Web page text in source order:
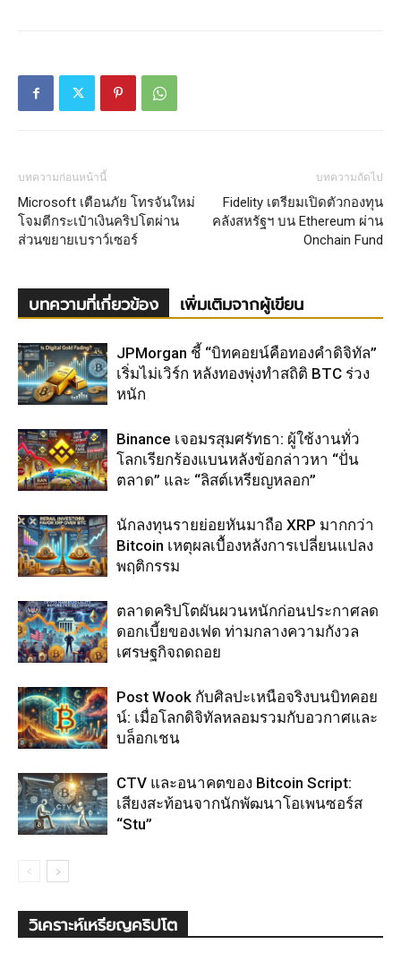
บทความก่อนหน้านี้
Microsoft เตือนภัย โทรจันใหม่
โจมตีกระเป๋าเงินคริปโตผ่าน
ส่วนขยายเบราว์เซอร์
บทความถัดไป
Fidelity เตรียมเปิดตัวกองทุน
คลังสหรัฐฯ บน Ethereum ผ่าน
Onchain Fund
บทความที่เกี่ยวข้อง เพิ่มเติมจากผู้เขียน
JPMorgan ชี้ “บิทคอยน์คือทองคำดิจิทัล”
เริ่มไม่เวิร์ก หลังทองพุ่งทำสถิติ BTC ร่วง
หนัก
Binance เจอมรสุมศรัทธา: ผู้ใช้งานทั่ว
โลกเรียกร้องแบนหลังข้อกล่าวหา “ปั่น
ตลาด” และ “ลิสต์เหรียญหลอก”
นักลงทุนรายย่อยหันมาถือ XRP มากกว่า
Bitcoin เหตุผลเบื้องหลังการเปลี่ยนแปลง
พฤติกรรม
ตลาดคริปโตผันผวนหนักก่อนประกาศลด
ดอกเบี้ยของเฟด ท่ามกลางความกังวล
เศรษฐกิจถดถอย
Post Wook กับศิลปะเหนือจริงบนบิทคอย
น์: เมื่อโลกดิจิทัลหลอมรวมกับอวกาศและ
บล็อกเชน
CTV และอนาคตของ Bitcoin Script:
เสียงสะท้อนจากนักพัฒนาโอเพนซอร์ส
“Stu”
วิเคราะห์เหรียญคริปโต